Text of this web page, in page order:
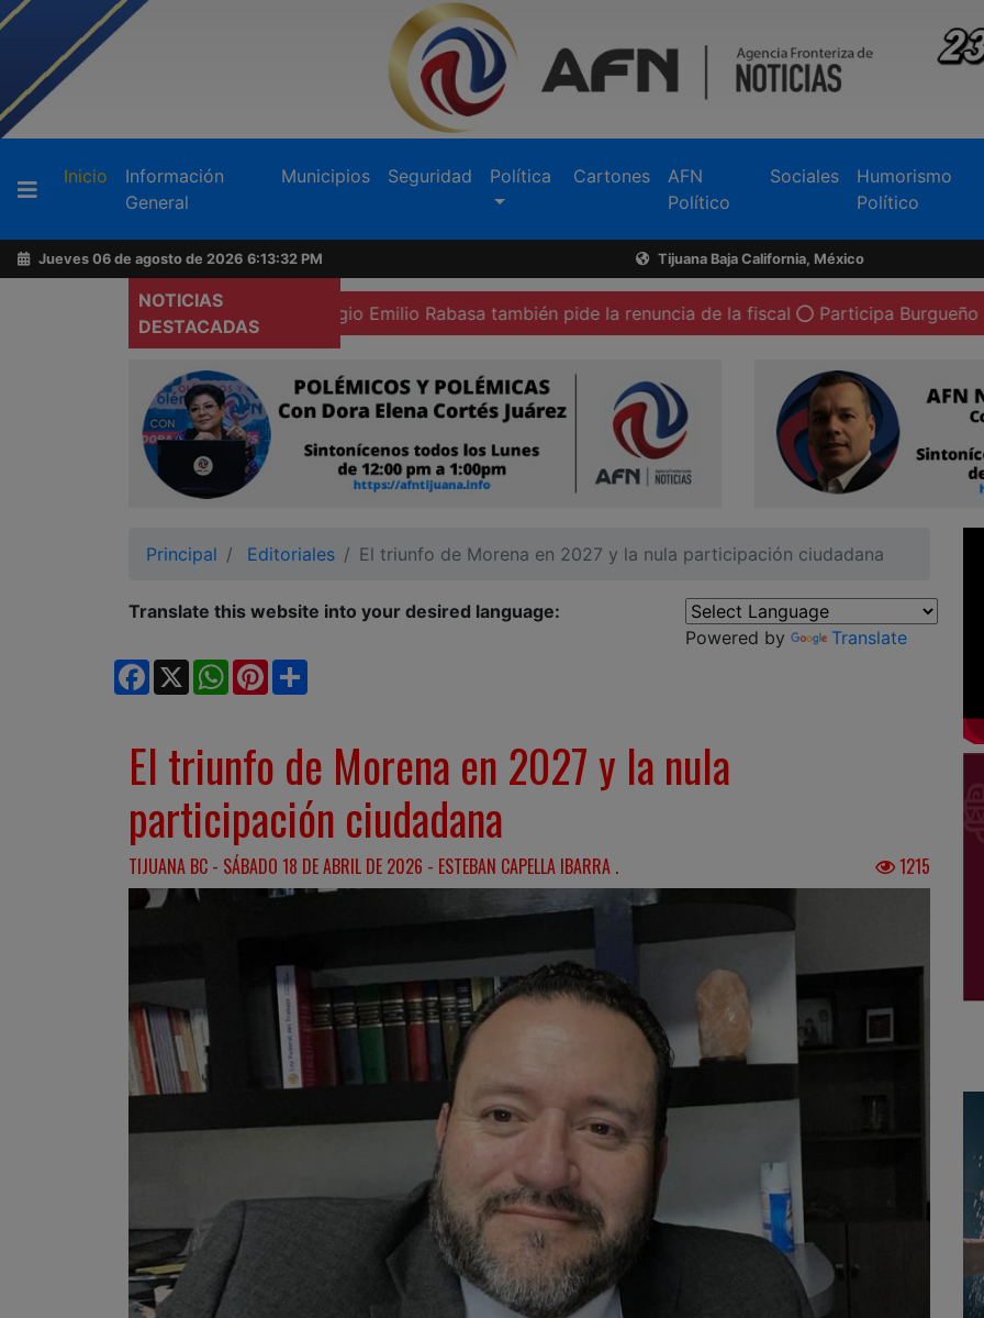
Inicio (current)
Información
General
Municipios Seguridad Política Cartones
AFN
Político
Sociales
Humorismo
Político
Jueves 06 de agosto de 2026 6:13:34 PM Tijuana Baja California, México
NOTICIAS
DESTACADAS
en El Carrizo Colegio Emilio Rabasa también pide la renuncia de la fiscal Participa Burgueño en
Principal Editoriales El triunfo de Morena en 2027 y la nula participación ciudadana
Translate this website into your desired language:
Powered by
Translate
Facebook
X WhatsApp
Pinterest
El triunfo de Morena en 2027 y la nula
participación ciudadana
TIJUANA BC - SÁBADO 18 DE ABRIL DE 2026 - ESTEBAN CAPELLA IBARRA . 1215
Buscador
Acerca
de